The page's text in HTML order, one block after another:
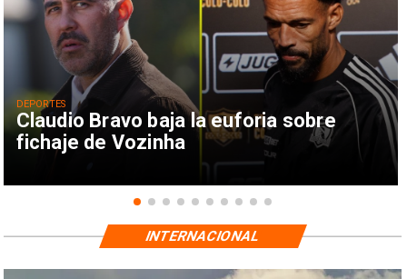
Claudio Bravo baja la euforia sobre
fichaje de Vozinha
DEPORTES
INTERNACIONAL